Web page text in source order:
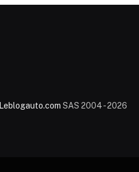
Leblogauto.com SAS 2004 - 2026